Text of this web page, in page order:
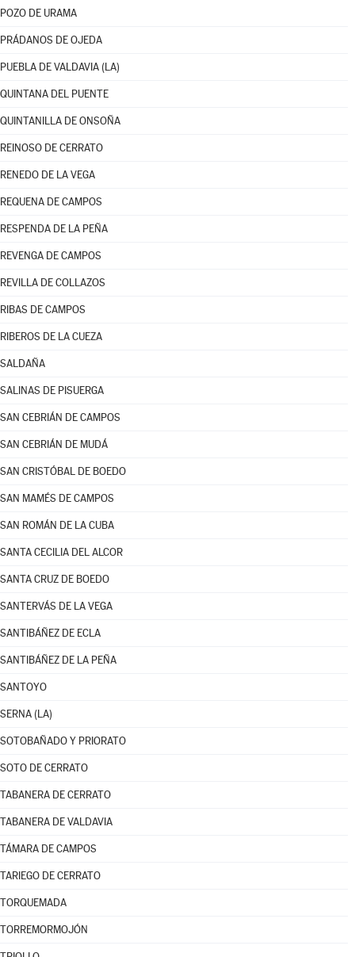
POZO DE URAMA
PRÁDANOS DE OJEDA
PUEBLA DE VALDAVIA (LA)
QUINTANA DEL PUENTE
QUINTANILLA DE ONSOÑA
REINOSO DE CERRATO
RENEDO DE LA VEGA
REQUENA DE CAMPOS
RESPENDA DE LA PEÑA
REVENGA DE CAMPOS
REVILLA DE COLLAZOS
RIBAS DE CAMPOS
RIBEROS DE LA CUEZA
SALDAÑA
SALINAS DE PISUERGA
SAN CEBRIÁN DE CAMPOS
SAN CEBRIÁN DE MUDÁ
SAN CRISTÓBAL DE BOEDO
SAN MAMÉS DE CAMPOS
SAN ROMÁN DE LA CUBA
SANTA CECILIA DEL ALCOR
SANTA CRUZ DE BOEDO
SANTERVÁS DE LA VEGA
SANTIBÁÑEZ DE ECLA
SANTIBÁÑEZ DE LA PEÑA
SANTOYO
SERNA (LA)
SOTOBAÑADO Y PRIORATO
SOTO DE CERRATO
TABANERA DE CERRATO
TABANERA DE VALDAVIA
TÁMARA DE CAMPOS
TARIEGO DE CERRATO
TORQUEMADA
TORREMORMOJÓN